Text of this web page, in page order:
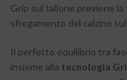
Grip sul tallone previene
sfregamento del calzino
Il perfetto equilibrio tra
insieme alla tecnologia